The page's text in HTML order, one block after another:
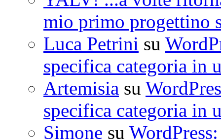
mio primo progettino
Luca Petrini su
specifica categoria in
Artemisia su
specifica categoria in
Simone su